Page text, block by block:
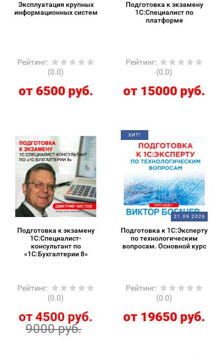
Эксплуатация крупных
информационных систем
Рейтинг:
(0.0)
от 6500 руб.
Подготовка к экзамену
1С:Специалист по
платформе
Рейтинг:
(0.0)
от 15000 руб.
Подготовка к экзамену
1С:Специалист-
консультант по
«1С:Бухгалтерии 8»
Рейтинг:
(0.0)
от 4500 руб.
9000 руб.
ХИТ!
21.09.2026
Подготовка к 1С:Эксперту
по технологическим
вопросам. Основной курс
Рейтинг:
(0.0)
от 19650 руб.